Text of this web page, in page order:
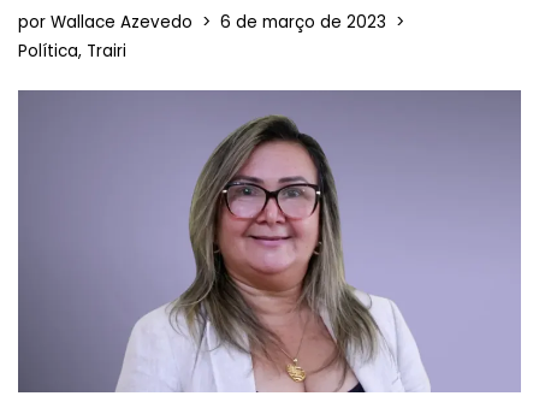
por Wallace Azevedo
6 de março de 2023
Política, Trairi